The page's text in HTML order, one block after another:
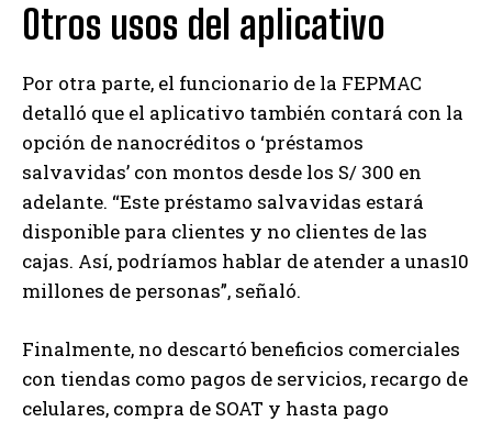
Otros usos del aplicativo
Por otra parte, el funcionario de la FEPMAC
detalló que el aplicativo también contará con la
opción de nanocréditos o ‘préstamos
salvavidas’ con montos desde los S/ 300 en
adelante. “Este préstamo salvavidas estará
disponible para clientes y no clientes de las
cajas. Así, podríamos hablar de atender a unas10
millones de personas”, señaló.
Finalmente, no descartó beneficios comerciales
con tiendas como pagos de servicios, recargo de
celulares, compra de SOAT y hasta pago